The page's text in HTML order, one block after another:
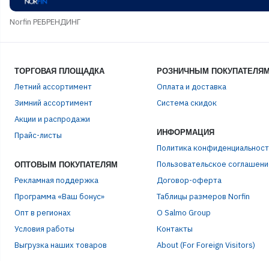
Norfin РЕБРЕНДИНГ
ТОРГОВАЯ ПЛОЩАДКА
Летний ассортимент
Зимний ассортимент
Акции и распродажи
Прайс-листы
ОПТОВЫМ ПОКУПАТЕЛЯМ
Рекламная поддержка
Программа «Ваш бонус»
Опт в регионах
Условия работы
Выгрузка наших товаров
РОЗНИЧНЫМ
Оплата и доставка
Система скидок
ИНФОРМАЦИЯ
Политика
Пользовательское
Договор-оферта
Таблицы размеров Norfin
О Salmo Group
Контакты
About (For Foreign Visitors)